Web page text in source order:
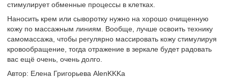
стимулирует обменные процессы в клетках.
Наносить крем или сыворотку нужно на хорошо очищенную
кожу по массажным линиям. Вообще, лучше освоить технику
самомассажа, чтобы регулярно массировать кожу стимулируя
кровообращение, тогда отражение в зеркале будет радовать
вас ещё очень, очень долго.
Автор: Елена Григорьева AlenKKKa